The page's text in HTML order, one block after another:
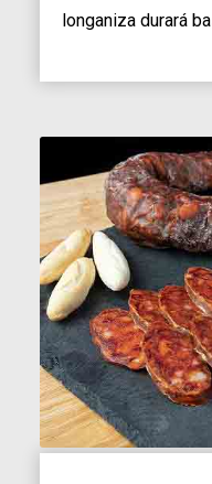
longaniza durará